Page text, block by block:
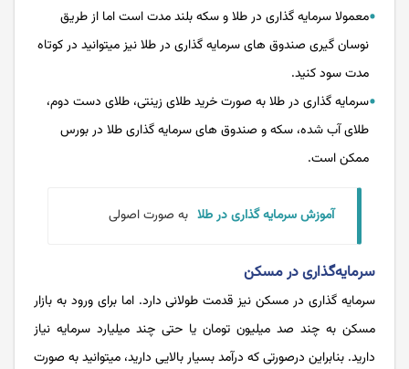
معمولا سرمایه گذاری در طلا و سکه بلند مدت است اما از طریق
نوسان گیری صندوق های سرمایه گذاری در طلا نیز میتوانید در کوتاه
مدت سود کنید.
سرمایه گذاری در طلا به صورت خرید طلای زینتی، طلای دست دوم،
طلای آب شده، سکه و صندوق های سرمایه گذاری طلا در بورس
ممکن است.
آموزش سرمایه گذاری در طلا به صورت اصولی
سرمایه‌گذاری در مسکن
سرمایه گذاری در مسکن نیز قدمت طولانی دارد. اما برای ورود به بازار
مسکن به چند صد میلیون تومان یا حتی چند میلیارد سرمایه نیاز
دارید. بنابراین درصورتی که درآمد بسیار بالایی دارید، میتوانید به صورت